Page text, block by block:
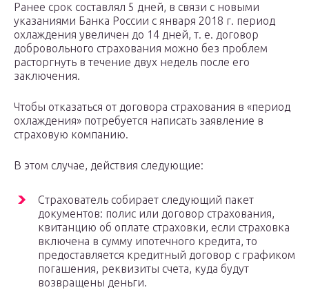
Ранее срок составлял 5 дней, в связи с новыми
указаниями Банка России с января 2018 г. период
охлаждения увеличен до 14 дней, т. е. договор
добровольного страхования можно без проблем
расторгнуть в течение двух недель после его
заключения.
Чтобы отказаться от договора страхования в «период
охлаждения» потребуется написать заявление в
страховую компанию.
В этом случае, действия следующие:
Страхователь собирает следующий пакет
документов: полис или договор страхования,
квитанцию об оплате страховки, если страховка
включена в сумму ипотечного кредита, то
предоставляется кредитный договор с графиком
погашения, реквизиты счета, куда будут
возвращены деньги.